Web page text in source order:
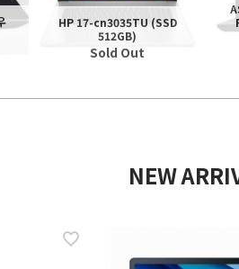
HP 17-cn3035TU (SSD
512GB)
Sold Out
NEW